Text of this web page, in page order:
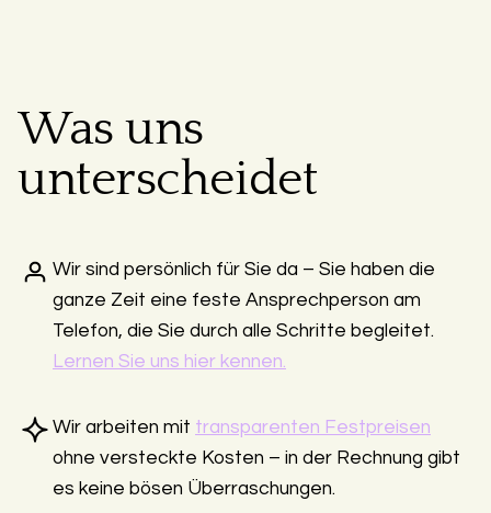
Was uns
unterscheidet
Wir sind persönlich für Sie da – Sie haben die
ganze Zeit eine feste Ansprechperson am
Telefon, die Sie durch alle Schritte begleitet.
Lernen Sie uns hier kennen.
Wir arbeiten mit transparenten Festpreisen
ohne versteckte Kosten – in der Rechnung gibt
es keine bösen Überraschungen.